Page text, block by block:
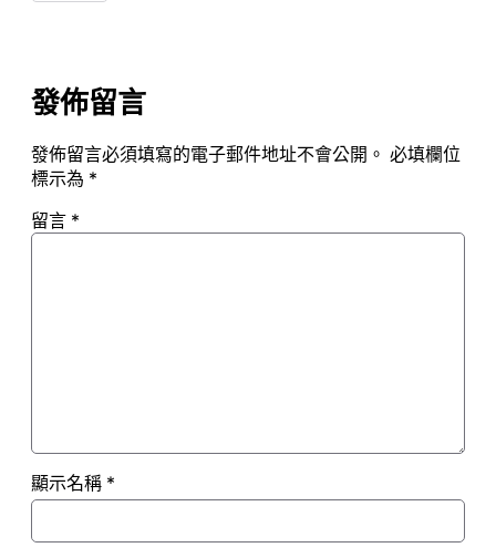
發佈留言
發佈留言必須填寫的電子郵件地址不會公開。 必填欄位
標示為 *
留言 *
顯示名稱 *